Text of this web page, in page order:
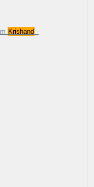
Krishand -